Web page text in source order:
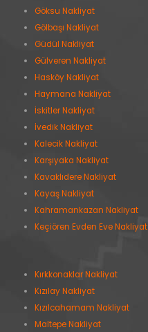
Göksu Nakliyat
Gölbaşı Nakliyat
Güdül Nakliyat
Gülveren Nakliyat
Hasköy Nakliyat
Haymana Nakliyat
İskitler Nakliyat
İvedik Nakliyat
Kalecik Nakliyat
Karşıyaka Nakliyat
Kavaklıdere Nakliyat
Kayaş Nakliyat
Kahramankazan Nakliyat
Keçiören Evden Eve Nakliyat
Kırkkonaklar Nakliyat
Kızılay Nakliyat
Kızılcahamam Nakliyat
Maltepe Nakliyat